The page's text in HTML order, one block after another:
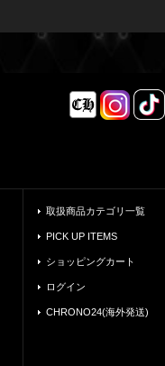
取扱商品カテゴリ一覧
PICK UP ITEMS
ショッピングカート
ログイン
CHRONO24(海外発送)